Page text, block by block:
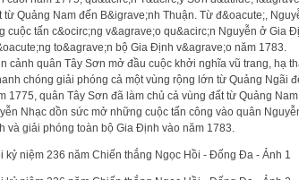
cảnh quân Tây Sơn mở đầu cuộc khởi nghĩa vũ trang, hạ
chóng giải phóng cả một vùng rộng lớn từ Quảng Ngãi
1775, quân Tây Sơn đã làm chủ cả vùng đất từ Quảng
Nhạc dồn sức mở những cuộc tấn công vào quân
và giải phóng toàn bộ Gia Định vào năm 1783.